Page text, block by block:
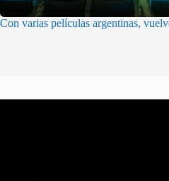
Con varias películas argentinas,